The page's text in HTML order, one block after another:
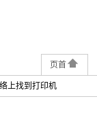
页首
上找到打印机